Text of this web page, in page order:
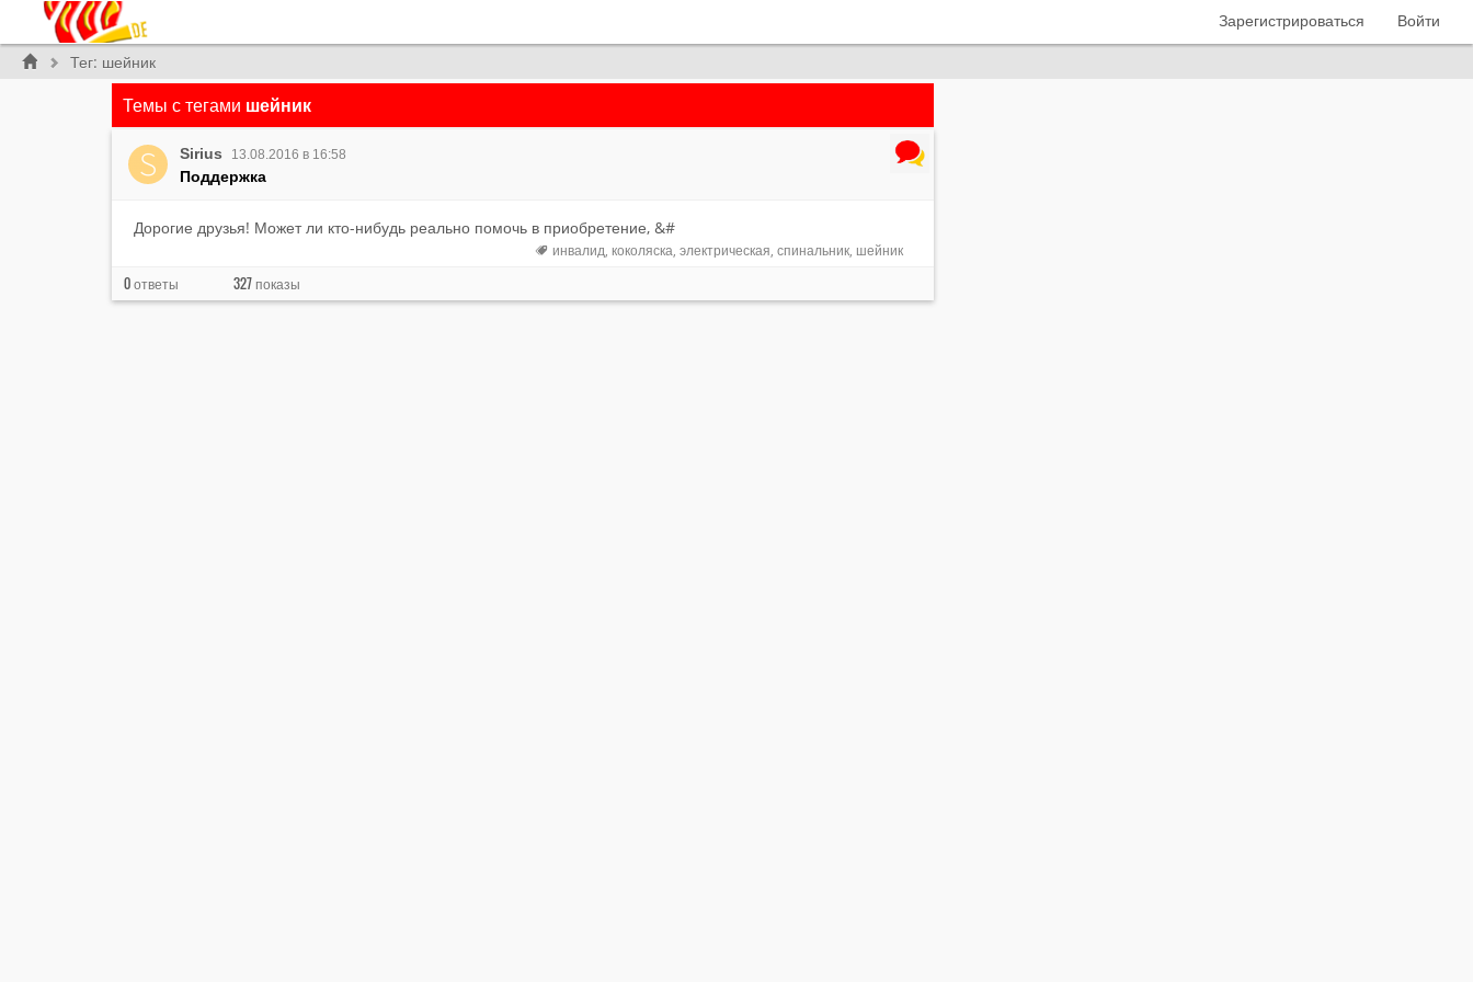
Зарегистрироваться
Войти
Тег: шейник
Темы с тегами шейник
Sirius 13.08.2016 в 16:58
Поддержка
Дорогие друзья! Может ли кто-нибудь реально помочь в приобретение, &#
инвалид коколяска электрическая спинальник шейник
0ответы 327показы